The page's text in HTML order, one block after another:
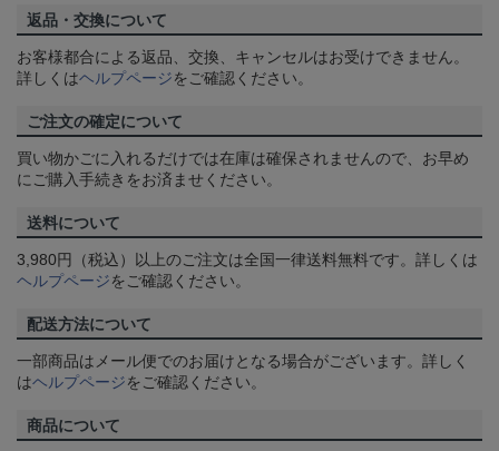
返品・交換について
お客様都合による返品、交換、キャンセルはお受けできません。
詳しくはヘルプページをご確認ください。
ご注文の確定について
買い物かごに入れるだけでは在庫は確保されませんので、お早め
にご購入手続きをお済ませください。
送料について
3,980円（税込）以上のご注文は全国一律送料無料です。詳しくは
ヘルプページをご確認ください。
配送方法について
一部商品はメール便でのお届けとなる場合がございます。詳しく
はヘルプページをご確認ください。
商品について